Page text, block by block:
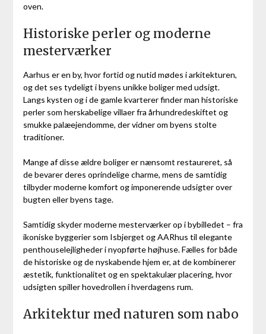
oven.
Historiske perler og moderne
mesterværker
Aarhus er en by, hvor fortid og nutid mødes i arkitekturen,
og det ses tydeligt i byens unikke boliger med udsigt.
Langs kysten og i de gamle kvarterer finder man historiske
perler som herskabelige villaer fra århundredeskiftet og
smukke palæejendomme, der vidner om byens stolte
traditioner.
Mange af disse ældre boliger er nænsomt restaureret, så
de bevarer deres oprindelige charme, mens de samtidig
tilbyder moderne komfort og imponerende udsigter over
bugten eller byens tage.
Samtidig skyder moderne mesterværker op i bybilledet – fra
ikoniske byggerier som Isbjerget og AARhus til elegante
penthouselejligheder i nyopførte højhuse. Fælles for både
de historiske og de nyskabende hjem er, at de kombinerer
æstetik, funktionalitet og en spektakulær placering, hvor
udsigten spiller hovedrollen i hverdagens rum.
Arkitektur med naturen som nabo